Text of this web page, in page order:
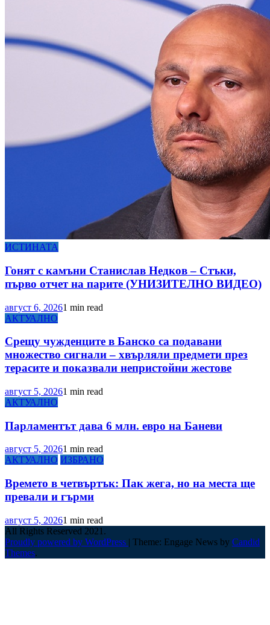
ИСТИНАТА
Гонят с камъни Станислав Недков – Стъки,
първо отчет на парите (УНИЗИТЕЛНО ВИДЕО)
август 6, 20261 min read
АКТУАЛНО
Срещу чужденците в Банско са подавани
множество сигнали – хвърляли предмети през
терасите и показвали непристойни жестове
август 5, 20261 min read
АКТУАЛНО
Парламентът дава 6 млн. евро на Баневи
август 5, 20261 min read
АКТУАЛНО ИЗБРАНО
Времето в четвъртък: Пак жега, но на места ще
превали и гърми
август 5, 20261 min read
All Rights Reserved 2021.
Proudly powered by WordPress | Theme: Engage News by Candid
Themes.